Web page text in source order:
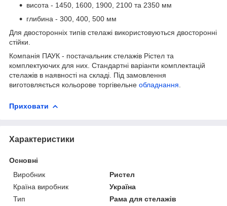
висота - 1450, 1600, 1900, 2100 та 2350 мм
глибина - 300, 400, 500 мм
Для двосторонніх типів стелажі використовуються двосторонні
стійки.
Компанія ПАУК - постачальник стелажів Рістел та
комплектуючих для них. Стандартні варіанти комплектацій
стелажів в наявності на складі. Під замовлення
виготовляється кольорове торгівельне обладнання
Приховати
Характеристики
Основні
Виробник
Ристел
Країна виробник
Україна
Тип
Рама для стелажів